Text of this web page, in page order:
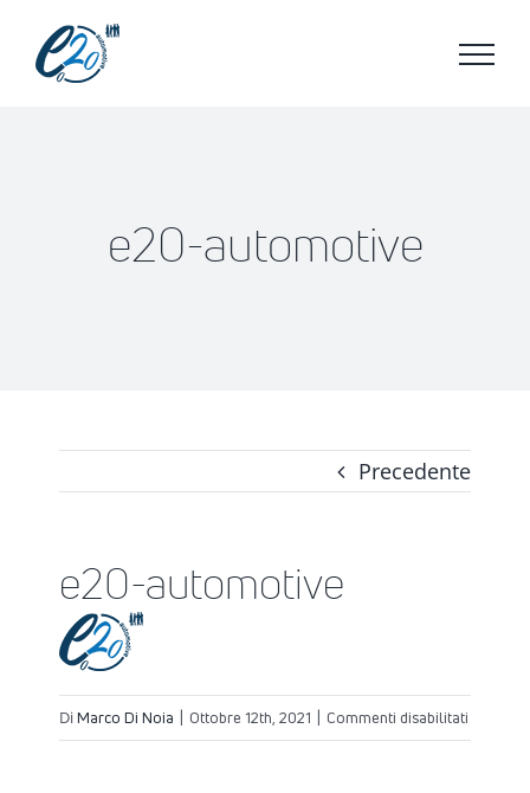
contenuto
e20-automotive
Precedente
e20-automotive
DiMarco Di Noia | Ottobre 12th, 2021 | Commenti disabilitati
e20-